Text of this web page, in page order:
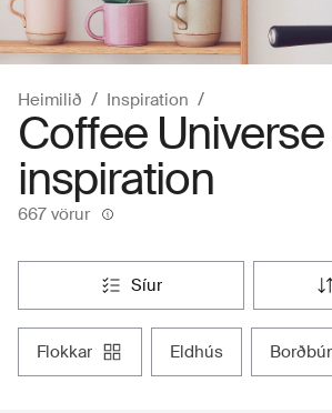
Heimilið Inspiration
Coffee Universe
inspiration
667 vörur
síur
flokkar eldhús